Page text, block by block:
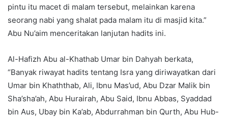
pintu itu macet di malam tersebut, melainkan karena
seorang nabi yang shalat pada malam itu di masjid kita.”
Abu Nu’aim menceritakan lanjutan hadits ini.
Al-Hafizh Abu al-Khathab Umar bin Dahyah berkata,
“Banyak riwayat hadits tentang Isra yang diriwayatkan dari
Umar bin Khaththab, Ali, Ibnu Mas’ud, Abu Dzar Malik bin
Sha’sha’ah, Abu Hurairah, Abu Said, Ibnu Abbas, Syaddad
bin Aus, Ubay bin Ka’ab, Abdurrahman bin Qurth, Abu Hub-